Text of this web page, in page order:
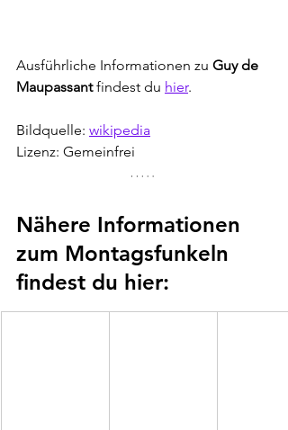
Ausführliche Informationen zu Guy de
Maupassant findest du hier.
Bildquelle: wikipedia
Lizenz: Gemeinfrei
Nähere Informationen
zum Montagsfunkeln
findest du hier: